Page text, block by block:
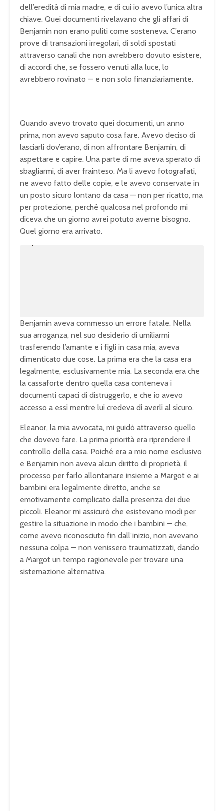
dell’eredità di mia madre, e di cui io avevo l’unica altra
chiave. Quei documenti rivelavano che gli affari di
Benjamin non erano puliti come sosteneva. C’erano
prove di transazioni irregolari, di soldi spostati
attraverso canali che non avrebbero dovuto esistere,
di accordi che, se fossero venuti alla luce, lo
avrebbero rovinato — e non solo finanziariamente.
Quando avevo trovato quei documenti, un anno
prima, non avevo saputo cosa fare. Avevo deciso di
lasciarli dov’erano, di non affrontare Benjamin, di
aspettare e capire. Una parte di me aveva sperato di
sbagliarmi, di aver frainteso. Ma li avevo fotografati,
ne avevo fatto delle copie, e le avevo conservate in
un posto sicuro lontano da casa — non per ricatto, ma
per protezione, perché qualcosa nel profondo mi
diceva che un giorno avrei potuto averne bisogno.
Quel giorno era arrivato.
Benjamin aveva commesso un errore fatale. Nella
sua arroganza, nel suo desiderio di umiliarmi
trasferendo l’amante e i figli in casa mia, aveva
dimenticato due cose. La prima era che la casa era
legalmente, esclusivamente mia. La seconda era che
la cassaforte dentro quella casa conteneva i
documenti capaci di distruggerlo, e che io avevo
accesso a essi mentre lui credeva di averli al sicuro.
Eleanor, la mia avvocata, mi guidò attraverso quello
che dovevo fare. La prima priorità era riprendere il
controllo della casa. Poiché era a mio nome esclusivo
e Benjamin non aveva alcun diritto di proprietà, il
processo per farlo allontanare insieme a Margot e ai
bambini era legalmente diretto, anche se
emotivamente complicato dalla presenza dei due
piccoli. Eleanor mi assicurò che esistevano modi per
gestire la situazione in modo che i bambini — che,
come avevo riconosciuto fin dall’inizio, non avevano
nessuna colpa — non venissero traumatizzati, dando
a Margot un tempo ragionevole per trovare una
sistemazione alternativa.